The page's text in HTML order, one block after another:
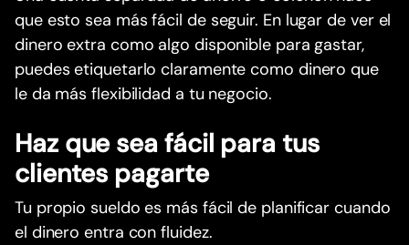
que esto sea más fácil de seguir. En lugar de ver el
dinero extra como algo disponible para gastar,
puedes etiquetarlo claramente como dinero que
le da más flexibilidad a tu negocio.
Haz que sea fácil para tus
clientes pagarte
Tu propio sueldo es más fácil de planificar cuando
el dinero entra con fluidez.